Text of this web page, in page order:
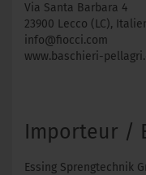
Via Santa Barbara 4
23900 Lecco (LC),
info@fiocci.com
www.baschieri-
Importeur /
Essing Sprengtechnik